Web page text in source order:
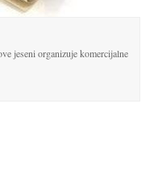
jeseni organizuje komercijalne